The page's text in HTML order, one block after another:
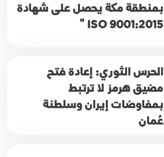
بمنطقة مكة يحصل على شهادة
ISO 9001:2015 "
الحرس الثوري: إعادة فتح
مضيق هرمز لا ترتبط
بمفاوضات إيران وسلطنة
عُمان